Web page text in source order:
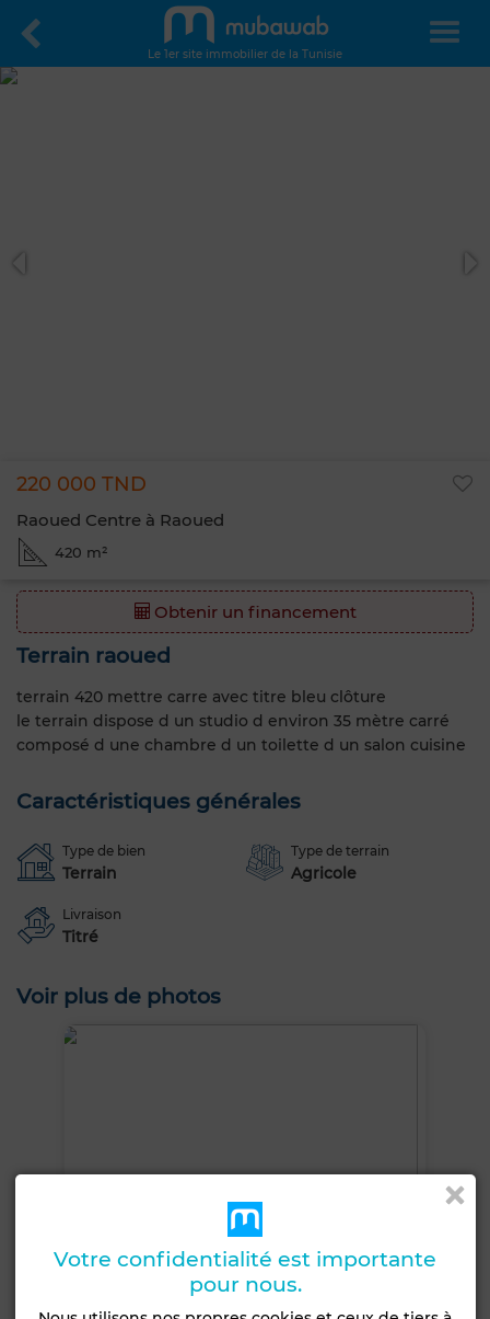
Le 1er site immobilier de la Tunisie
220 000 TND
Raoued Centre à Raoued
420 m²
Obtenir un financement
Terrain raoued
terrain 420 mettre carre avec titre bleu clôture
le terrain dispose d un studio d environ 35 mètre carré
composé d une chambre d un toilette d un salon cuisine
Caractéristiques générales
Type de bien
Terrain
Type de terrain
Agricole
Livraison
Titré
Voir plus de photos
Votre confidentialité est importante
pour nous.